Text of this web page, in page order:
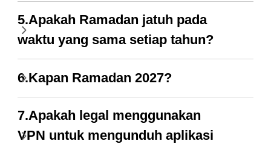
5.Apakah Ramadan jatuh pada
waktu yang sama setiap tahun?
6.Kapan Ramadan 2027?
7.Apakah legal menggunakan
VPN untuk mengunduh aplikasi